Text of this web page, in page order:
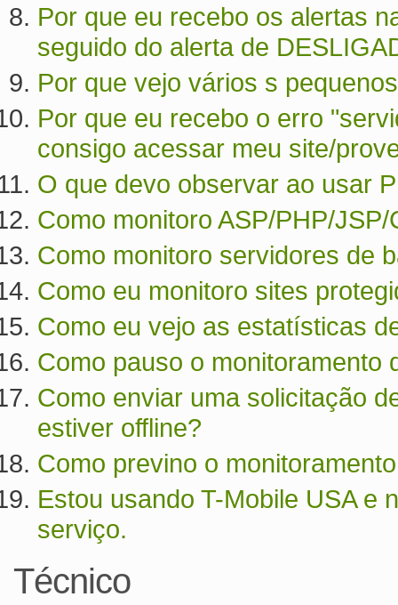
Por que eu recebo os alertas
seguido do alerta de
Por que vejo vários s
Por que eu recebo o erro
consigo acessar meu site/
O que devo observar ao usar
Como monitoro ASP/PHP/
Como monitoro servidores de
Como eu monitoro sites
Como eu vejo as estatísticas
Como pauso o monitoramento
Como enviar uma solicitação
estiver offline?
Como previno o
Estou usando T-Mobile USA e
serviço.
Técnico